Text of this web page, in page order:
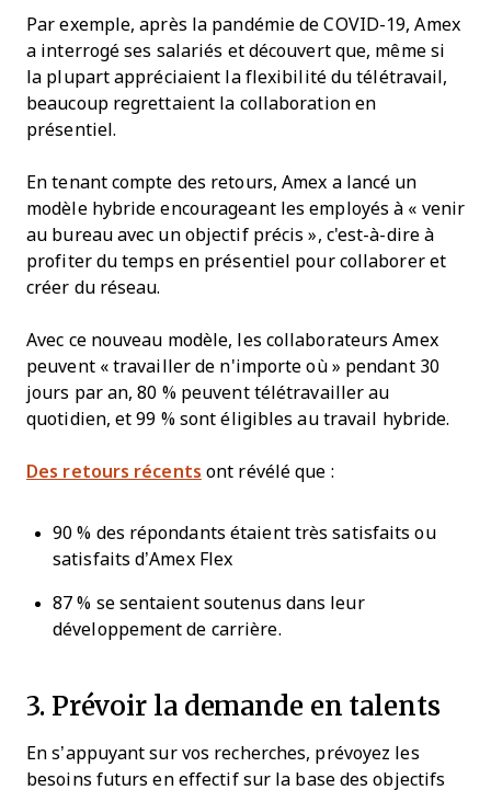
Par exemple, après la pandémie de COVID-19, Amex
a interrogé ses salariés et découvert que, même si
la plupart appréciaient la flexibilité du télétravail,
beaucoup regrettaient la collaboration en
présentiel.
En tenant compte des retours, Amex a lancé un
modèle hybride encourageant les employés à « venir
au bureau avec un objectif précis », c'est-à-dire à
profiter du temps en présentiel pour collaborer et
créer du réseau.
Avec ce nouveau modèle, les collaborateurs Amex
peuvent « travailler de n'importe où » pendant 30
jours par an, 80 % peuvent télétravailler au
quotidien, et 99 % sont éligibles au travail hybride.
Des retours récents ont révélé que :
90 % des répondants étaient très satisfaits ou
satisfaits d’Amex Flex
87 % se sentaient soutenus dans leur
développement de carrière.
3. Prévoir la demande en talents
En s’appuyant sur vos recherches, prévoyez les
besoins futurs en effectif sur la base des objectifs